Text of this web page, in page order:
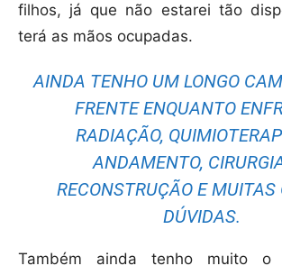
filhos, já que não estarei tão
terá as mãos ocupadas.
AINDA TENHO UM LONGO
FRENTE ENQUANTO
RADIAÇÃO,
ANDAMENTO,
RECONSTRUÇÃO E MUITAS
DÚVIDAS.
Também ainda tenho muito o